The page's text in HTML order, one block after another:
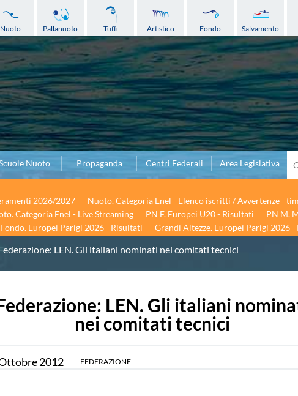
Nuoto Pallanuoto Tuffi Artistico Fondo Salvamento
Nuoto Propaganda Centri Federali Area Legislativa
2026/2027
Nuoto. Categoria Enel - Elenco iscritti / Avvertenze -
Categoria Enel - Live Streaming PN F. Europei U20 - Risultati
PN M.
Fondo. Europei Parigi 2026 - Risultati Grandi Altezze. Europei Parigi 2026 -
LEN. Gli italiani nominati nei comitati tecnici
LEN. Gli italiani
nei comitati tecnici
2012 FEDERAZIONE